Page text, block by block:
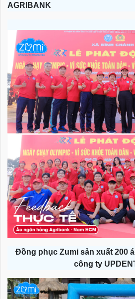
AGRIBANK
Đồng phục Zumi sản xuất 200
công ty